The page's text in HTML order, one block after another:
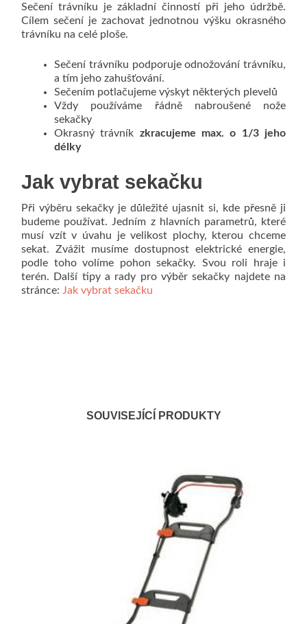
Sečení trávníku je základní činností při jeho údržbě.
Cílem sečení je zachovat jednotnou výšku okrasného
trávníku na celé ploše.
Sečení trávníku podporuje odnožování trávníku,
a tím jeho zahušťování.
Sečením potlačujeme výskyt některých plevelů
Vždy používáme řádně nabroušené nože
sekačky
Okrasný trávník zkracujeme max. o 1/3 jeho
délky
Jak vybrat sekačku
Při výběru sekačky je důležité ujasnit si, kde přesně ji
budeme používat. Jedním z hlavních parametrů, které
musí vzít v úvahu je velikost plochy, kterou chceme
sekat. Zvážit musíme dostupnost elektrické energie,
podle toho volíme pohon sekačky. Svou roli hraje i
terén. Další tipy a rady pro výběr sekačky najdete na
stránce: Jak vybrat sekačku
SOUVISEJÍCÍ PRODUKTY